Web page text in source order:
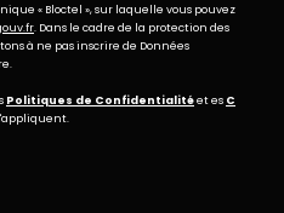
« Bloctel », sur laquelle vous pouvez
. Dans le cadre de la protection des
à ne pas inscrire de Données
Politiques de Confidentialitéet es C